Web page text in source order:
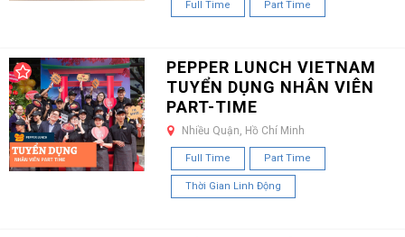
Full Time Part Time
PEPPER LUNCH VIETNAM
TUYỂN DỤNG NHÂN VIÊN
PART-TIME
Nhiều Quận, Hồ Chí Minh
Full Time Part Time
Thời Gian Linh Động